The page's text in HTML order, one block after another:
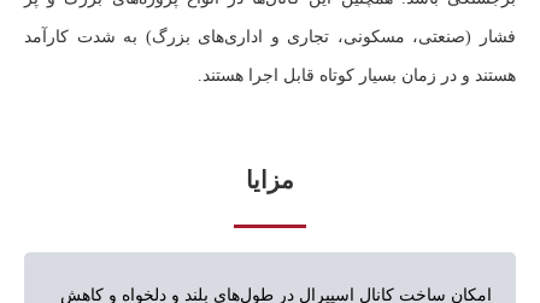
فشار (صنعتی، مسکونی، تجاری و اداری‌های بزرگ) به شدت کارآمد
هستند و در زمان بسیار کوتاه قابل اجرا هستند.
مزایا
امکان ساخت کانال اسپیرال در طول‌های بلند و دلخواه و کاهش